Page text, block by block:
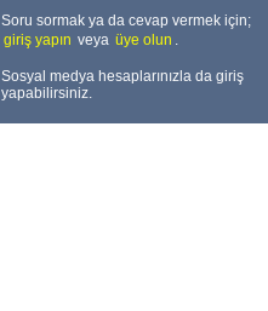
Soru sormak ya da cevap vermek için;
giriş yapın veya üye olun .
Sosyal medya hesaplarınızla da giriş
yapabilirsiniz.